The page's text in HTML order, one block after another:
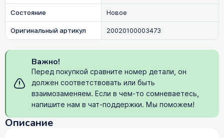
Состояние
Новое
Оригинальный артикул
20020100003473
Важно!
Перед покупкой сравните номер детали, он
должен соответствовать или быть
взаимозаменяем. Если в чем-то сомневаетесь,
напишите нам в чат-поддержки. Мы поможем!
Описание